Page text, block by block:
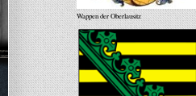
Wappen der Oberlausitz